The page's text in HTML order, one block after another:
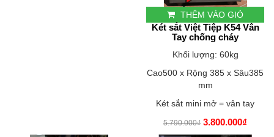
THÊM VÀO GIỎ
Két sắt Việt Tiệp K54 Vân
Tay chống cháy
Khối lượng: 60kg
Cao500 x Rộng 385 x Sâu385
mm
Két sắt mini mở = vân tay
5.790.000₫ 3.800.000₫